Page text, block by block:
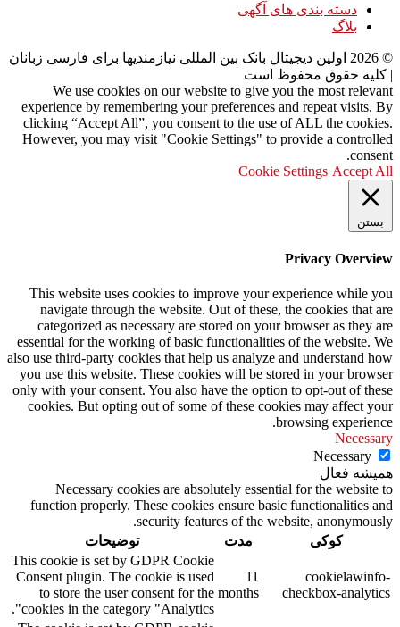
دسته بندی های آگهی
بلاگ
©
2026 اولین دیجیتال بانک بین المللی نیازمندیها برای فارسی زبانان
| کلیه حقوق محفوظ است
We use cookies on our website to give you the most relevant
experience by remembering your preferences and repeat visits. By
clicking “Accept All”, you consent to the use of ALL the cookies.
However, you may visit "Cookie Settings" to provide a controlled
consent.
Cookie Settings Accept All
بستن
Privacy Overview
This website uses cookies to improve your experience while you
navigate through the website. Out of these, the cookies that are
categorized as necessary are stored on your browser as they are
essential for the working of basic functionalities of the website. We
also use third-party cookies that help us analyze and understand how
you use this website. These cookies will be stored in your browser
only with your consent. You also have the option to opt-out of these
cookies. But opting out of some of these cookies may affect your
browsing experience.
Necessary
Necessary
همیشه فعال
Necessary cookies are absolutely essential for the website to
function properly. These cookies ensure basic functionalities and
security features of the website, anonymously.
کوکی
مدت توضیحات
cookielawinfo-
checkbox-analytics
11
months
This cookie is set by GDPR Cookie
Consent plugin. The cookie is used
to store the user consent for the
cookies in the category "Analytics".